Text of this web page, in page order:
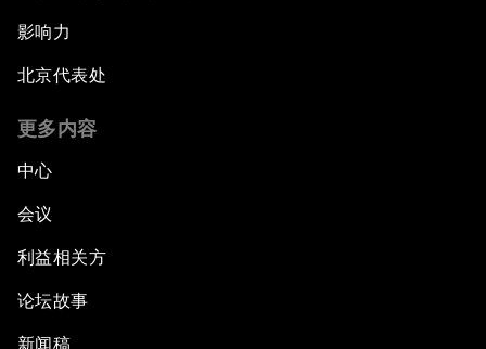
影响力
北京代表处
更多内容
中心
会议
利益相关方
论坛故事
新闻稿